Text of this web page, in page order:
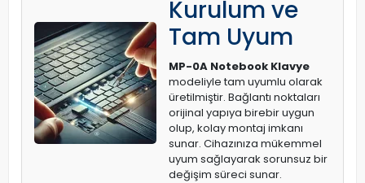
Kurulum ve
Tam Uyum
MP-0A Notebook Klavye
modeliyle tam uyumlu olarak
üretilmiştir. Bağlantı noktaları
orijinal yapıya birebir uygun
olup, kolay montaj imkanı
sunar. Cihazınıza mükemmel
uyum sağlayarak sorunsuz bir
değişim süreci sunar.